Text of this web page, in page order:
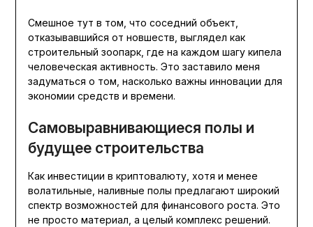
Смешное тут в том, что соседний объект,
отказывавшийся от новшеств, выглядел как
строительный зоопарк, где на каждом шагу кипела
человеческая активность. Это заставило меня
задуматься о том, насколько важны инновации для
экономии средств и времени.
Самовыравнивающиеся полы и
будущее строительства
Как инвестиции в криптовалюту, хотя и менее
волатильные, наливные полы предлагают широкий
спектр возможностей для финансового роста. Это
не просто материал, а целый комплекс решений.